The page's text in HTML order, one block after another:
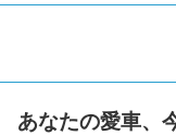
あなたの愛車、